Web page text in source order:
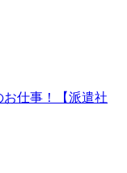
仕事！【派遣社